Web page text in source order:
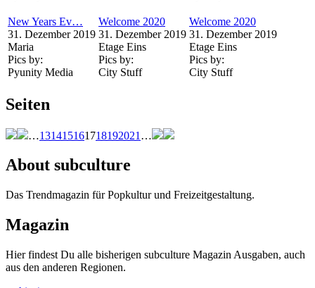
New Years Ev…
31. Dezember 2019
Maria
Pics by:
Pyunity Media
Welcome 2020
31. Dezember 2019
Etage Eins
Pics by:
City Stuff
Welcome 2020
31. Dezember 2019
Etage Eins
Pics by:
City Stuff
Seiten
…131415161718192021 …
About subculture
Das Trendmagazin für Popkultur und Freizeitgestaltung.
Magazin
Hier findest Du alle bisherigen subculture Magazin Ausgaben, auch
aus den anderen Regionen.